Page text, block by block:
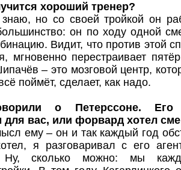
хороший тренер?
но со своей тройкой он
он по ходу одной
Видит, что против этой
мгновенно перестраивает
– это мозговой центр,
поймёт, сделает, как надо.
о Петерссоне. Его
для вас, или форвард хотел
ему – он и так каждый год
я разговаривал с его
Ну, сколько можно: мы